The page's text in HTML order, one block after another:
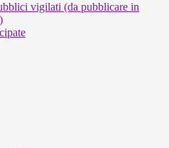
vigilati (da pubblicare in